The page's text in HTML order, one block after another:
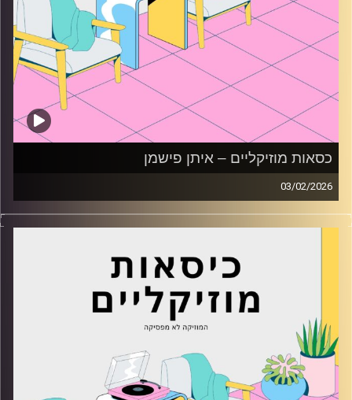
כסאות מוזיקליים – איתן פישמן
03/02/2026
כסאות מוזיקליים עם איתן פישמן